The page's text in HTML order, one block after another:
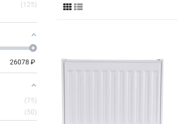
125
26078 ₽
75
50